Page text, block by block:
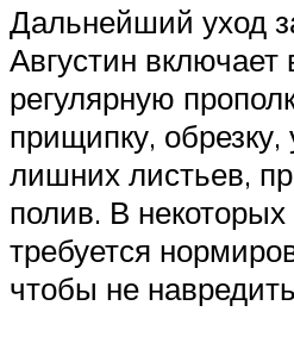
Дальнейший уход
Августин включает
регулярную
прищипку, обрезку,
лишних листьев,
полив. В некоторых
требуется
чтобы не